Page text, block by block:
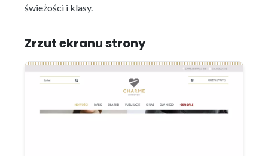
świeżości i klasy.
Zrzut ekranu strony